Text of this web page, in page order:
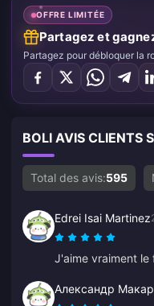
OFFRE LIMITÉE
Partagez et
Partagez pour débloquer la
BOLI AVIS CLIENTS
Total des avis:595
Edrei Isai Martinez
J'aime vraiment le
Александр